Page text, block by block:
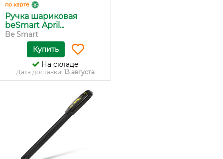
по карте
Ручка шариковая
beSmart April...
Be Smart
Купить
На складе
Дата доставки: 13 августа